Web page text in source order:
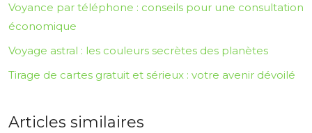
Voyance par téléphone : conseils pour une consultation
économique
Voyage astral : les couleurs secrètes des planètes
Tirage de cartes gratuit et sérieux : votre avenir dévoilé
Articles similaires